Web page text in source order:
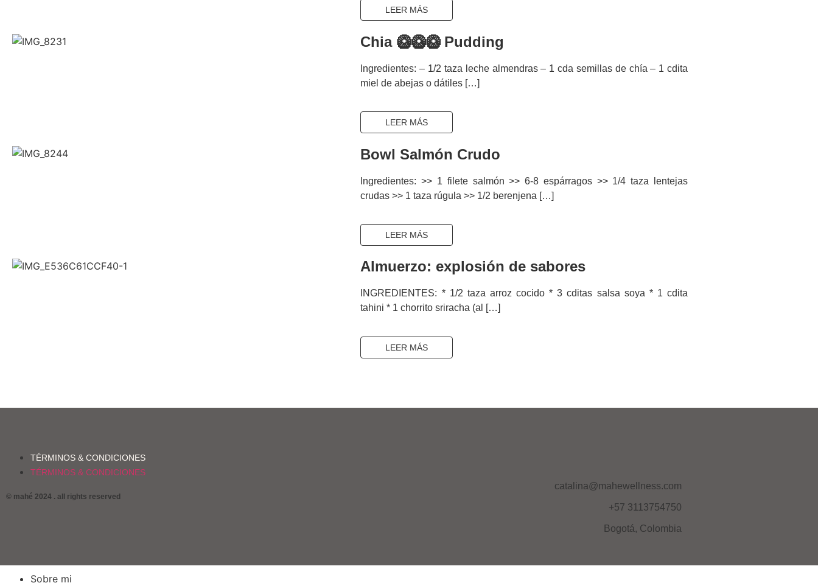
LEER MÁS
Chia 🥝🥝🥝 Pudding
Ingredientes: – 1/2 taza leche almendras – 1 cda semillas de chía – 1 cdita
miel de abejas o dátiles […]
LEER MÁS
Bowl Salmón Crudo
Ingredientes: >> 1 filete salmón >> 6-8 espárragos >> 1/4 taza lentejas
crudas >> 1 taza rúgula >> 1/2 berenjena […]
LEER MÁS
Almuerzo: explosión de sabores
INGREDIENTES: * 1/2 taza arroz cocido * 3 cditas salsa soya * 1 cdita
tahini * 1 chorrito sriracha (al […]
LEER MÁS
TÉRMINOS & CONDICIONES
TÉRMINOS & CONDICIONES
© mahé 2024 . all rights reserved
catalina@mahewellness.com
+57 3113754750
Bogotá, Colombia
Sobre mi